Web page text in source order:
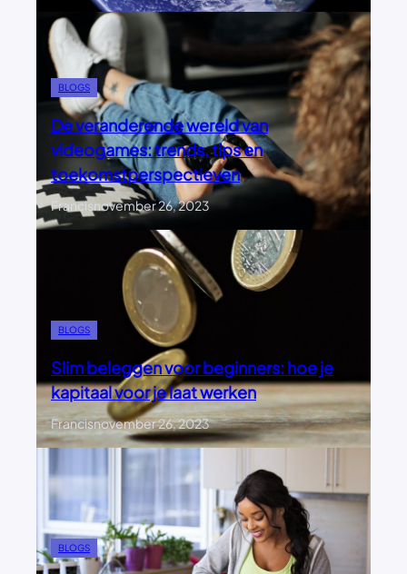
BLOGS
De veranderende wereld van
videogames: trends, tips en
toekomstperspectieven
Francisnovember 26, 2023
BLOGS
Slim beleggen voor beginners: hoe je
kapitaal voor je laat werken
Francisnovember 26, 2023
BLOGS